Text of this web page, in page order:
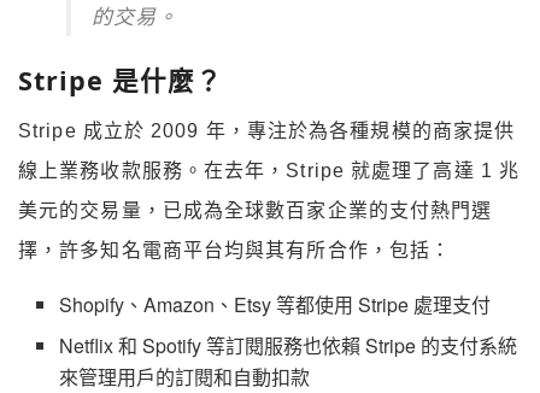
的交易。
Stripe 是什麼？
Stripe 成立於 2009 年，專注於為各種規模的商家提供
線上業務收款服務。在去年，Stripe 就處理了高達 1 兆
美元的交易量，已成為全球數百家企業的支付熱門選
擇，許多知名電商平台均與其有所合作，包括：
Shopify、Amazon、Etsy 等都使用 Stripe 處理支付
Netflix 和 Spotify 等訂閱服務也依賴 Stripe 的支付系統
來管理用戶的訂閱和自動扣款